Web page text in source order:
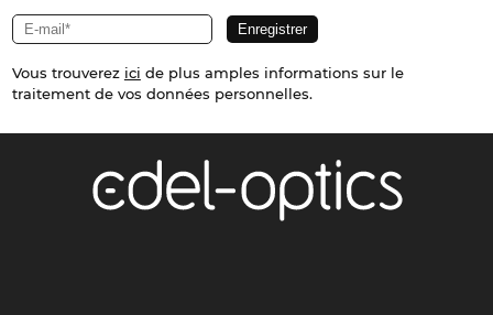
Vous trouverez ici de plus amples informations sur le
traitement de vos données personnelles.